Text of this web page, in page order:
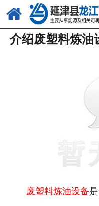
介绍废塑料炼油
废塑料炼油设备